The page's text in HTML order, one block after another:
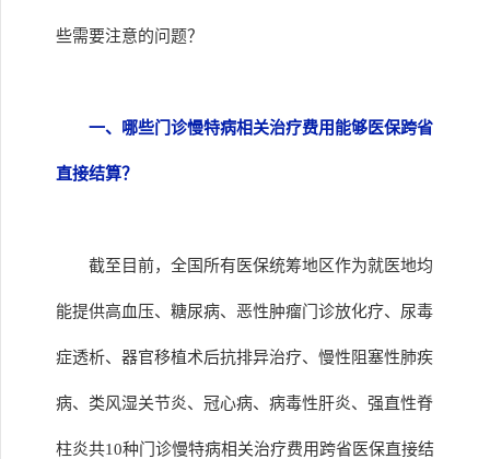
些需要注意的问题？
一、哪些门诊慢特病相关治疗费用能够医保跨省
直接结算？
截至目前，全国所有医保统筹地区作为就医地均
能提供高血压、糖尿病、恶性肿瘤门诊放化疗、尿毒
症透析、器官移植术后抗排异治疗、慢性阻塞性肺疾
病、类风湿关节炎、冠心病、病毒性肝炎、强直性脊
柱炎共10种门诊慢特病相关治疗费用跨省医保直接结